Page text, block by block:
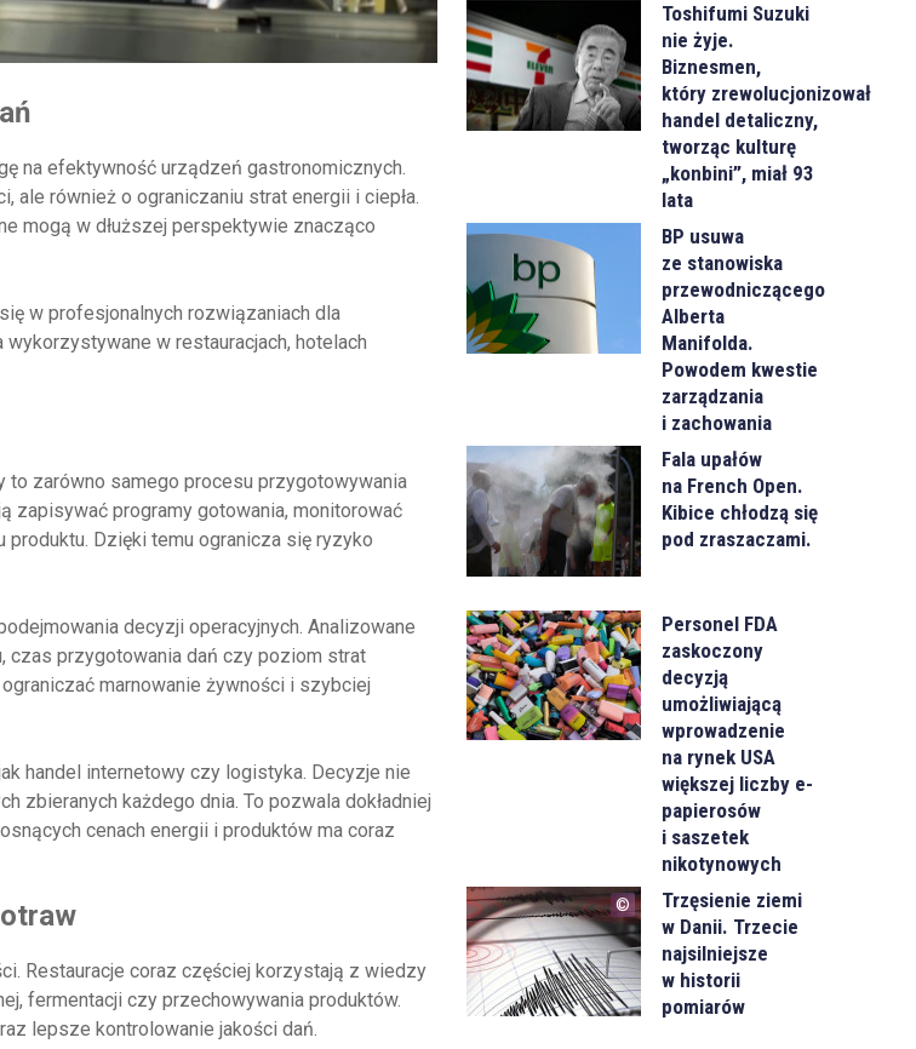
na efektywność urządzeń gastronomicznych.
również o ograniczaniu strat energii i ciepła.
mogą w dłuższej perspektywie znacząco
w profesjonalnych rozwiązaniach dla
w restauracjach, hotelach
to zarówno samego procesu przygotowywania
zapisywać programy gotowania, monitorować
Dzięki temu ogranicza się ryzyko
decyzji operacyjnych. Analizowane
czas przygotowania dań czy poziom strat
marnowanie żywności i szybciej
handel internetowy czy logistyka. Decyzje nie
zbieranych każdego dnia. To pozwala dokładniej
cenach energii i produktów ma coraz
Restauracje coraz częściej korzystają z wiedzy
fermentacji czy przechowywania produktów.
lepsze kontrolowanie jakości dań.
Toshifumi Suzuki
nie żyje.
Biznesmen,
który zrewolucjonizował
handel detaliczny,
tworząc kulturę
„konbini”, miał 93
lata
BP usuwa
ze stanowiska
przewodniczącego
Alberta
Manifolda.
Powodem kwestie
zarządzania
i zachowania
Fala upałów
na French Open.
Kibice chłodzą się
pod zraszaczami.
Personel FDA
zaskoczony
decyzją
umożliwiającą
wprowadzenie
na rynek USA
większej liczby e-
papierosów
i saszetek
nikotynowych
Trzęsienie ziemi
w Danii. Trzecie
najsilniejsze
w historii
pomiarów